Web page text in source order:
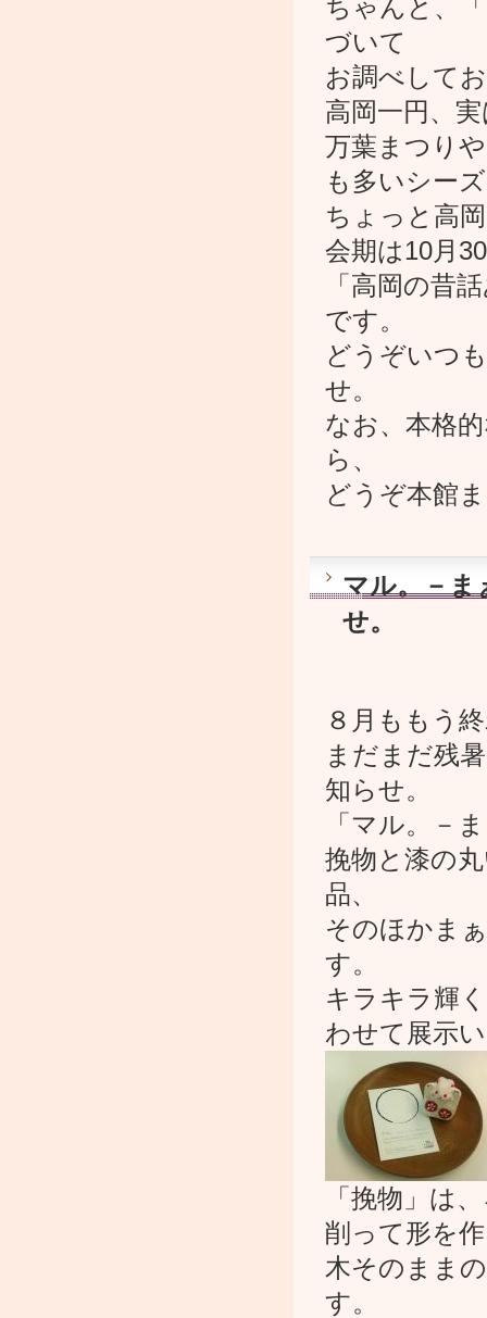
ちゃんと、
づいて
お調べして
高岡一円、
万葉まつり
も多いシー
ちょっと高
会期は10月
「高岡の昔
です。
どうぞいつ
せ。
なお、本格
ら、
どうぞ本館
マル。－
せ。
８月ももう
まだまだ残
知らせ。
「マル。－
挽物と漆の
品、
そのほかま
す。
キラキラ輝
わせて展示
「挽物」は
削って形を
木そのまま
す。